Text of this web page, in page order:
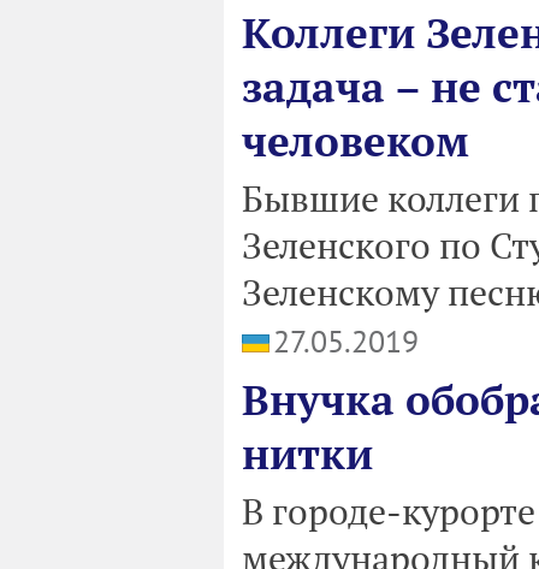
Коллеги
задача – не
человеком
Бывшие коллеги
Зеленского по
Зеленскому
27.05.2019
Внучка
нитки
В городе-
международный